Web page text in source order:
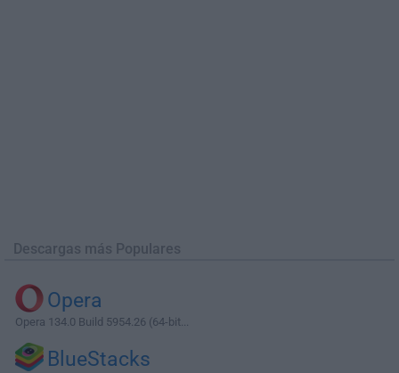
Descargas más Populares
Opera
Opera 134.0 Build 5954.26 (64-bit...
BlueStacks